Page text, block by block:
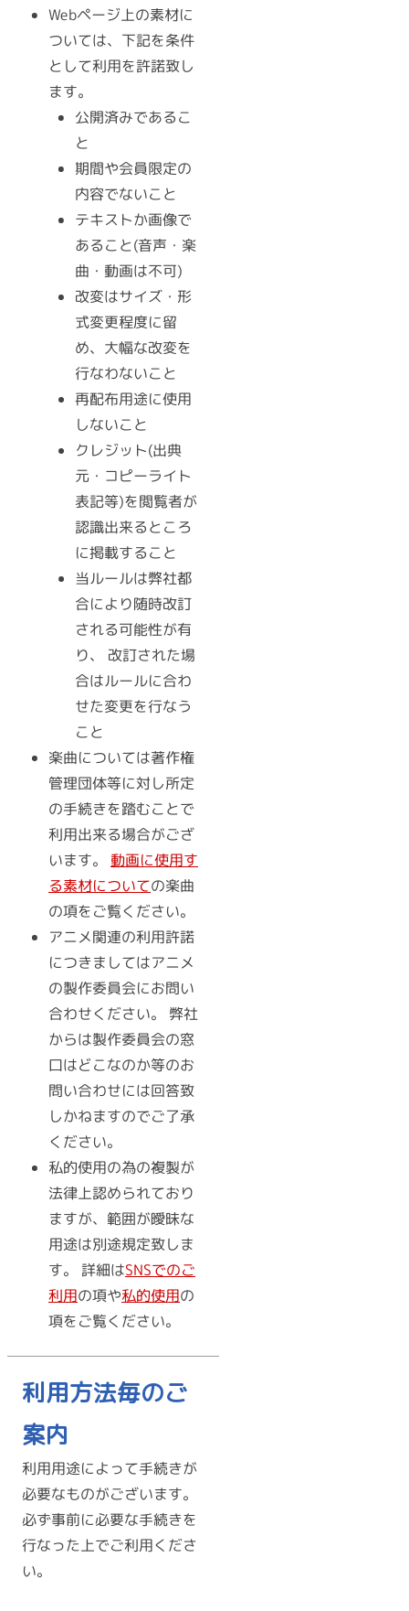
Webページ上の素材に
ついては、下記を条件
として利用を許諾致し
ます。
公開済みであるこ
と
期間や会員限定の
内容でないこと
テキストか画像で
あること(音声・楽
曲・動画は不可)
改変はサイズ・形
式変更程度に留
め、大幅な改変を
行なわないこと
再配布用途に使用
しないこと
クレジット(出典
元・コピーライト
表記等)を閲覧者が
認識出来るところ
に掲載すること
当ルールは弊社都
合により随時改訂
される可能性が有
り、 改訂された場
合はルールに合わ
せた変更を行なう
こと
楽曲については著作権
管理団体等に対し所定
の手続きを踏むことで
利用出来る場合がござ
います。 動画に使用す
る素材についての楽曲
の項をご覧ください。
アニメ関連の利用許諾
につきましてはアニメ
の製作委員会にお問い
合わせください。 弊社
からは製作委員会の窓
口はどこなのか等のお
問い合わせには回答致
しかねますのでご了承
ください。
私的使用の為の複製が
法律上認められており
ますが、範囲が曖昧な
用途は別途規定致しま
す。 詳細はSNSでのご
利用の項や私的使用の
項をご覧ください。
利用方法毎のご
案内
利用用途によって手続きが
必要なものがございます。
必ず事前に必要な手続きを
行なった上でご利用くださ
い。